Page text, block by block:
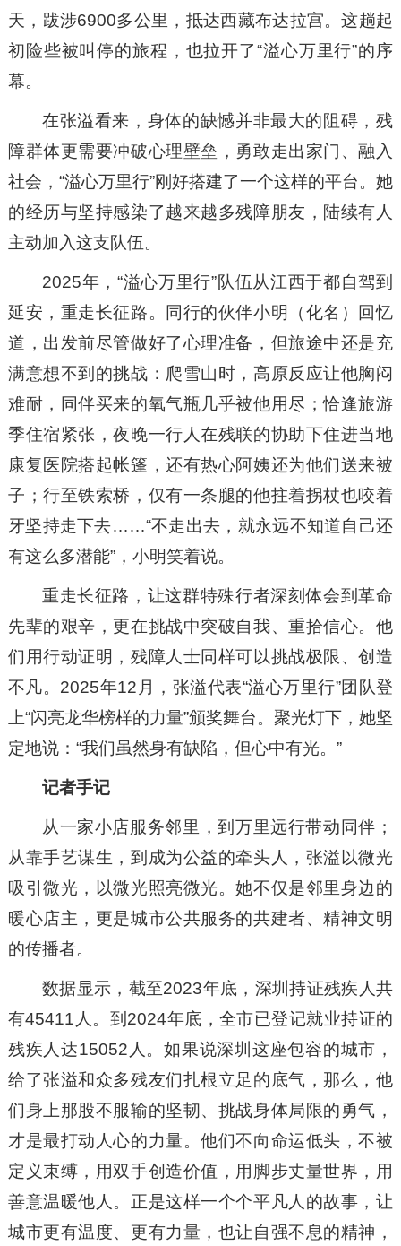
天，跋涉6900多公里，抵达西藏布达拉宫。这趟起
初险些被叫停的旅程，也拉开了“溢心万里行”的序
幕。
在张溢看来，身体的缺憾并非最大的阻碍，残
障群体更需要冲破心理壁垒，勇敢走出家门、融入
社会，“溢心万里行”刚好搭建了一个这样的平台。她
的经历与坚持感染了越来越多残障朋友，陆续有人
主动加入这支队伍。
2025年，“溢心万里行”队伍从江西于都自驾到
延安，重走长征路。同行的伙伴小明（化名）回忆
道，出发前尽管做好了心理准备，但旅途中还是充
满意想不到的挑战：爬雪山时，高原反应让他胸闷
难耐，同伴买来的氧气瓶几乎被他用尽；恰逢旅游
季住宿紧张，夜晚一行人在残联的协助下住进当地
康复医院搭起帐篷，还有热心阿姨还为他们送来被
子；行至铁索桥，仅有一条腿的他拄着拐杖也咬着
牙坚持走下去……“不走出去，就永远不知道自己还
有这么多潜能”，小明笑着说。
重走长征路，让这群特殊行者深刻体会到革命
先辈的艰辛，更在挑战中突破自我、重拾信心。他
们用行动证明，残障人士同样可以挑战极限、创造
不凡。2025年12月，张溢代表“溢心万里行”团队登
上“闪亮龙华榜样的力量”颁奖舞台。聚光灯下，她坚
定地说：“我们虽然身有缺陷，但心中有光。”
记者手记
从一家小店服务邻里，到万里远行带动同伴；
从靠手艺谋生，到成为公益的牵头人，张溢以微光
吸引微光，以微光照亮微光。她不仅是邻里身边的
暖心店主，更是城市公共服务的共建者、精神文明
的传播者。
数据显示，截至2023年底，深圳持证残疾人共
有45411人。到2024年底，全市已登记就业持证的
残疾人达15052人。如果说深圳这座包容的城市，
给了张溢和众多残友们扎根立足的底气，那么，他
们身上那股不服输的坚韧、挑战身体局限的勇气，
才是最打动人心的力量。他们不向命运低头，不被
定义束缚，用双手创造价值，用脚步丈量世界，用
善意温暖他人。正是这样一个个平凡人的故事，让
城市更有温度、更有力量，也让自强不息的精神，